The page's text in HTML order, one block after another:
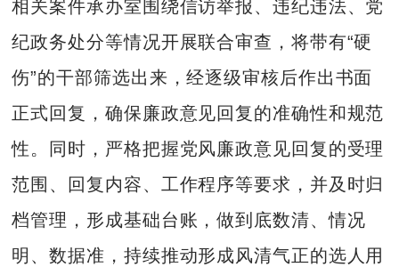
相关案件承办室围绕信访举报、违纪违法、党
纪政务处分等情况开展联合审查，将带有“硬
伤”的干部筛选出来，经逐级审核后作出书面
正式回复，确保廉政意见回复的准确性和规范
性。同时，严格把握党风廉政意见回复的受理
范围、回复内容、工作程序等要求，并及时归
档管理，形成基础台账，做到底数清、情况
明、数据准，持续推动形成风清气正的选人用